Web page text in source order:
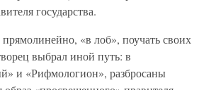
государства.
«в лоб», поучать своих
выбрал иной путь: в
и «Рифмологион», разбросаны